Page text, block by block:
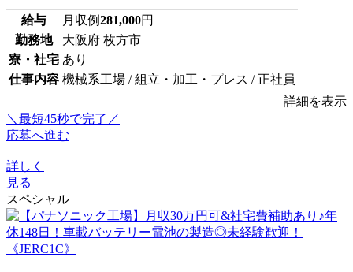
給与 月収例281,000円
勤務地
大阪府 枚方市
寮・社宅 あり
仕事内容 機械系工場 / 組立・加工・プレス / 正社員
詳細を表示
＼最短45秒で完了／
応募へ進む
詳しく
見る
スペシャル